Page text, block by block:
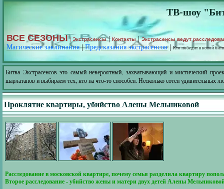
ТВ-шоу
ВСЕ СЕЗОНЫ| Экстрасенсы|Контакты|Экстрасенсы ведут
Магические заклинания|Предсказания экстрасенсов| Кто победит в новой
Битва Экстрасенсов это самый невероятный, захватывающий и мистический
шарлатанов и выбираем тех, кто на что-то способен. Несколько сотен удивительных
Проклятие квартиры, убийство Алены Мельниковой
Расследование в московской квартире, почему семья разделила квартиру
Второе расследование - убийство жены и матери двух детей Алены